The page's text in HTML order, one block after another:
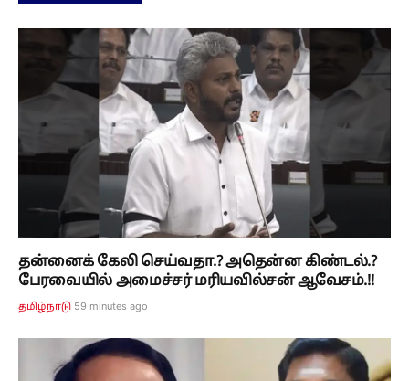
தன்னைக் கேலி செய்வதா.? அதென்ன கிண்டல்.?
பேரவையில் அமைச்சர் மரியவில்சன் ஆவேசம்.!!
தமிழ்நாடு 59 minutes ago